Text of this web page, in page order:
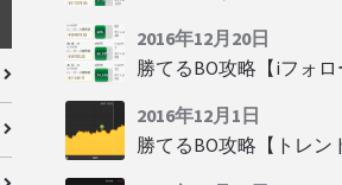
2016年12月20日
2016年12月1日